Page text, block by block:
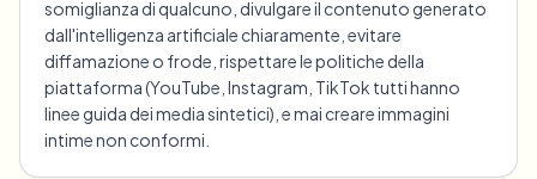
somiglianza di qualcuno, divulgare il contenuto generato
dall'intelligenza artificiale chiaramente, evitare
diffamazione o frode, rispettare le politiche della
piattaforma (YouTube, Instagram, TikTok tutti hanno
linee guida dei media sintetici), e mai creare immagini
intime non conformi.